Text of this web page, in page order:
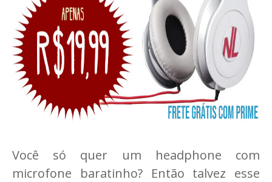
Você só quer um headphone com
microfone baratinho? Então talvez esse